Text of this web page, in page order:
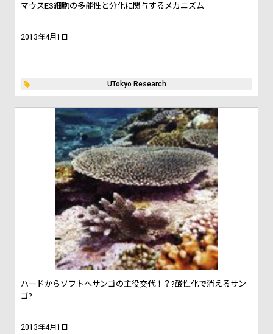
マウスES細胞の多能性と分化に関与するメカニズム
2013年4月1日
UTokyo Research
ハードからソフトへサンゴの主役交代！？?酸性化で消えるサン
ゴ?
2013年4月1日